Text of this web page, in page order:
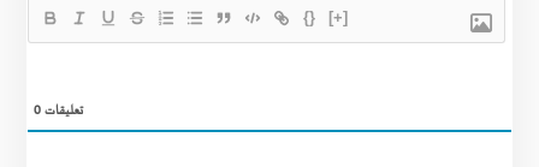
{} [+]
0تعليقات